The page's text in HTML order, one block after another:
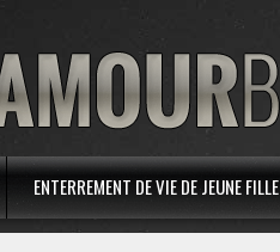
ENTERREMENT DE VIE DE JEUNE FILLE